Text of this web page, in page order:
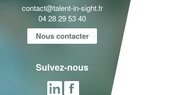
contact@talent-in-sight.fr
04 28 29 53 40
Nous contacter
Suivez-nous